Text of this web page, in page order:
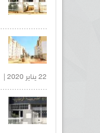
22 يناير 2020 |